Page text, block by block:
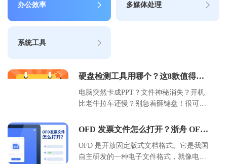
办公效率 多媒体处理
系统工具
硬盘检测工具用哪个？这8款值得收
藏！告别数据焦虑，给你的硬盘做个
电脑突然卡成PPT？文件神秘消失？开机
比老牛拉车还慢？别急着砸键盘！很可能
用的硬盘检测神器，从​​健康监控​​到​​坏道修
成为硬盘"主治医师"！小白也能秒上手，
从此告别数据恐慌～
OFD 发票文件怎么打开？浙舟 OFD
阅读器轻松搞定教程
OFD 是开放固定版式文档格式。它是我国
自主研发的一种电子文件格式，就像电子